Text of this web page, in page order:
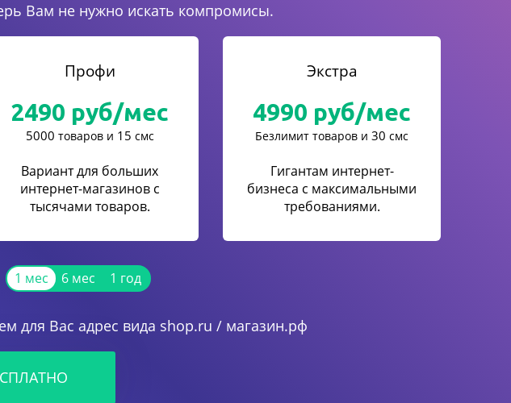
Вам не нужно искать компромисы.
Профи
2490 руб/мес
5000 товаров и 15 смс
Вариант для больших
интернет-магазинов с
тысячами товаров.
Экстра
4990 руб/мес
Безлимит товаров и 30 смс
Гигантам интернет-
бизнеса с максимальными
требованиями.
1 мес 6 мес 1 год
для Вас адрес вида shop.ru / магазин.рф